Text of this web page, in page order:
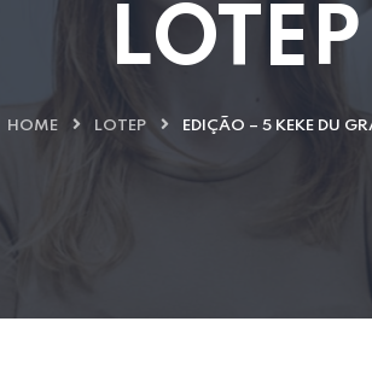
LOTEP
HOME LOTEP EDIÇÃO – 5 KEKE DU